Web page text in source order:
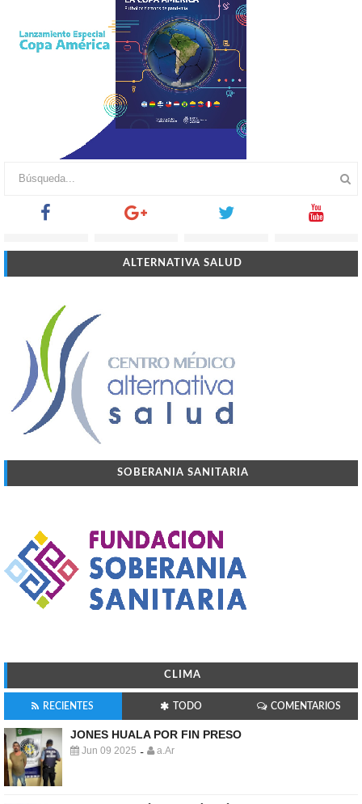
ALTERNATIVA SALUD
SOBERANIA SANITARIA
CLIMA
RECIENTES TODO COMENTARIOS
JONES HUALA POR FIN PRESO
Jun 09 2025 - a.Ar